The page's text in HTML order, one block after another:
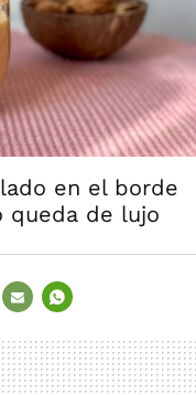
en el borde
queda de lujo
MAIL